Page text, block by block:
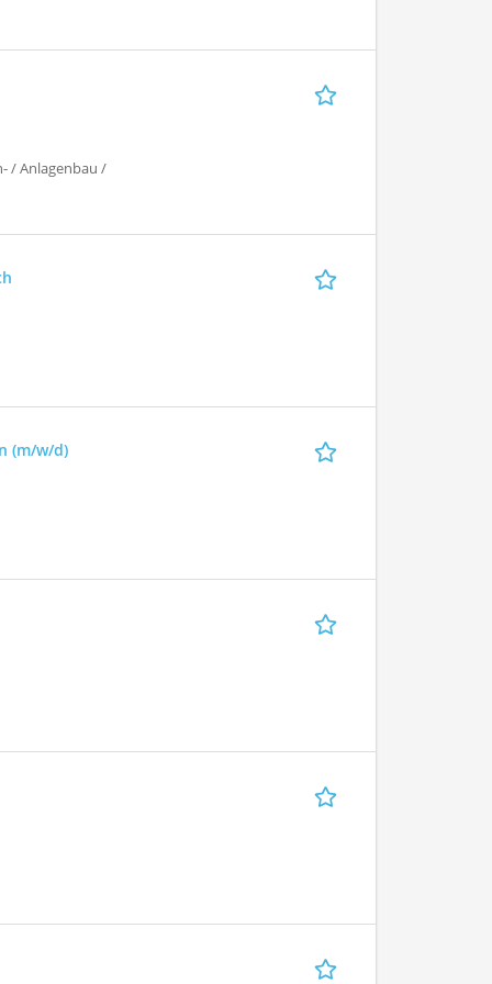
/ Anlagenbau /
(m/w/d)